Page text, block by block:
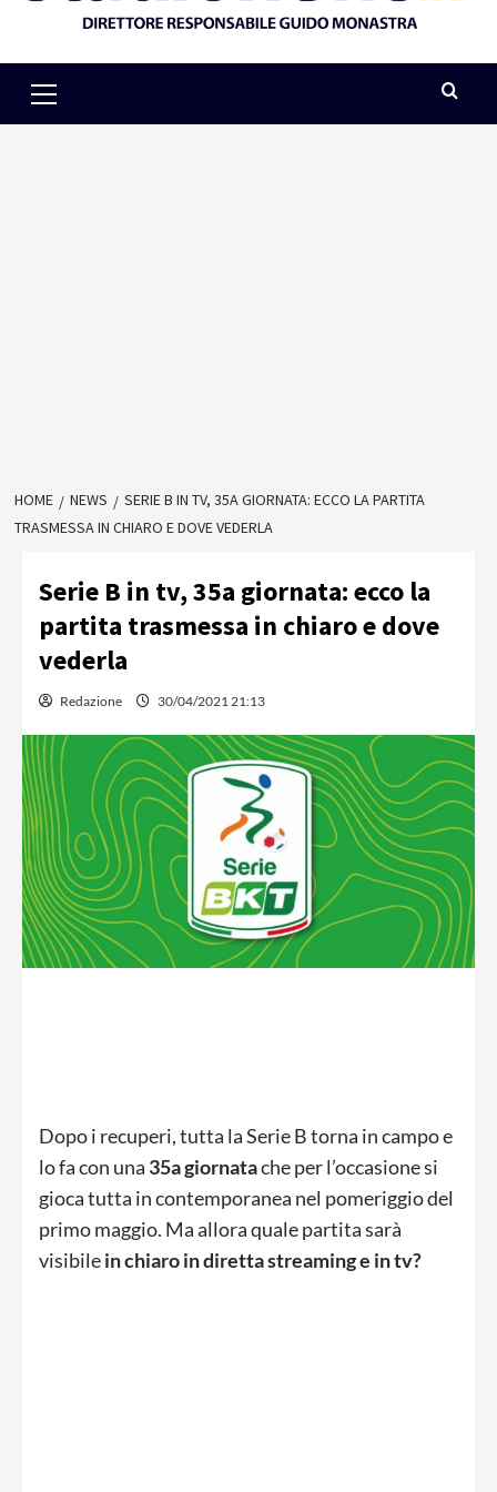
Menu
HOME NEWS
SERIE B IN TV, 35A GIORNATA: ECCO LA PARTITA
TRASMESSA IN CHIARO E DOVE VEDERLA
Serie B in tv, 35a giornata: ecco la
partita trasmessa in chiaro e dove
vederla
Redazione 30/04/2021 21:13
Dopo i recuperi, tutta la Serie B torna in campo e
lo fa con una 35a giornatache per l’occasione si
gioca tutta in contemporanea nel pomeriggio del
primo maggio. Ma allora quale partita sarà
visibilein chiaro in diretta streaming e in tv?